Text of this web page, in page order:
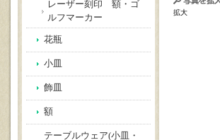
レーザー刻印 額・ゴ
ルフマーカー
花瓶
小皿
飾皿
額
テーブルウェア(小皿・
拡大